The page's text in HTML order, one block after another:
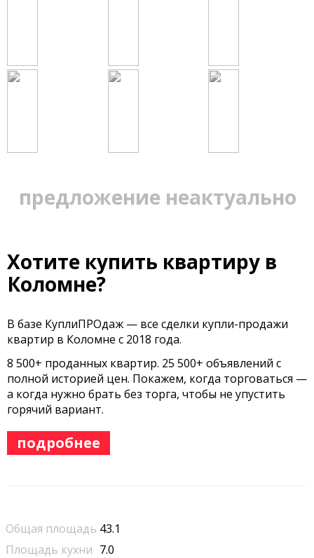
предложение неактуально
Хотите купить квартиру в
Коломне?
В базе КуплиПРОдаж — все сделки купли-продажи
квартир в Коломне с 2018 года.
8 500+ проданных квартир. 25 500+ объявлений с
полной историей цен. Покажем, когда торговаться —
а когда нужно брать без торга, чтобы не упустить
горячий вариант.
подробнее
Общая площадь 43.1
Площадь кухни 7.0